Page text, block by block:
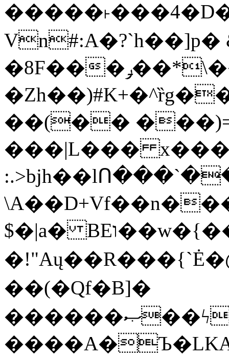
Vn#:A�?`h��]p�
�8F���ݛ��*\��U��S
��(��
���|L���
$�|a� BEו��w�{���;���q�X��d%�������W� hU�(�1�Ū}9�S�F<��i�L3�;�
��(�Qf�B]�
������ޞ��ϟak��r��_39$�8�p���7�2�yIZ�R��x��/